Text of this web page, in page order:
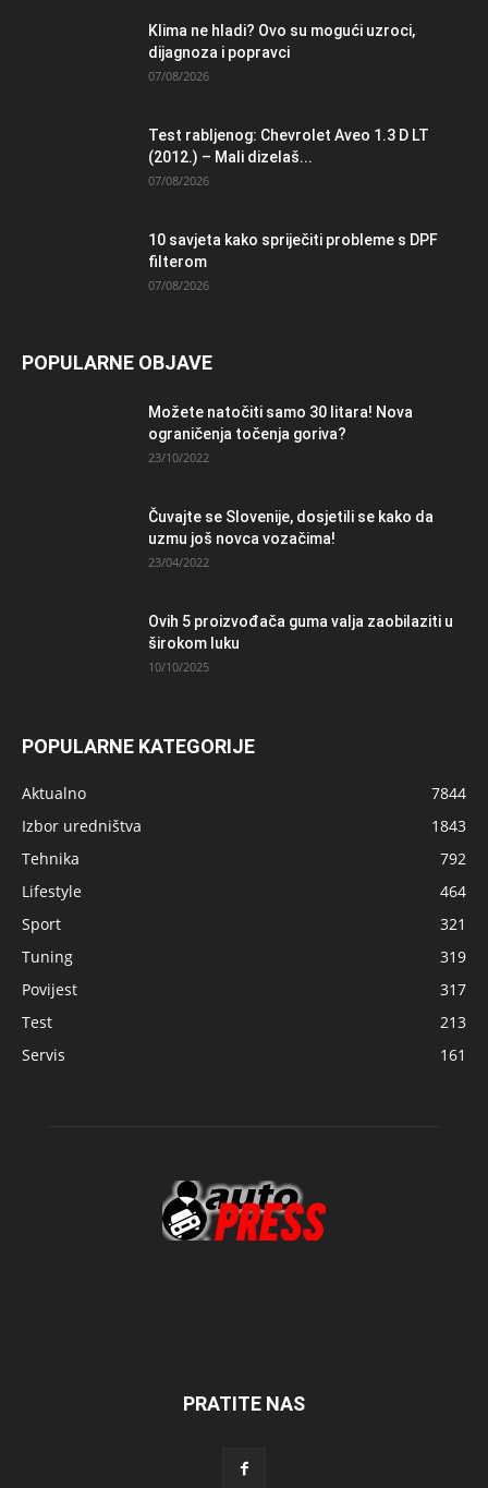
Klima ne hladi? Ovo su mogući uzroci,
dijagnoza i popravci
07/08/2026
Test rabljenog: Chevrolet Aveo 1.3 D LT
(2012.) – Mali dizelaš...
07/08/2026
10 savjeta kako spriječiti probleme s DPF
filterom
07/08/2026
POPULARNE OBJAVE
Možete natočiti samo 30 litara! Nova
ograničenja točenja goriva?
23/10/2022
Čuvajte se Slovenije, dosjetili se kako da
uzmu još novca vozačima!
23/04/2022
Ovih 5 proizvođača guma valja zaobilaziti u
širokom luku
10/10/2025
POPULARNE KATEGORIJE
Aktualno
7844
Izbor uredništva
1843
Tehnika
792
Lifestyle
464
Sport
321
Tuning
319
Povijest
317
Test
213
Servis
161
PRATITE NAS